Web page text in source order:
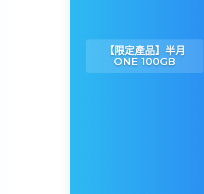
【限定產品】半月
ONE 100GB